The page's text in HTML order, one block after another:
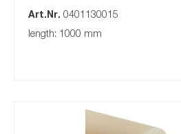
Art.Nr. 0401130015
length: 1000 mm